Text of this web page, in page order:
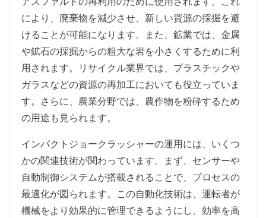
により、廃棄物を減少させ、新しい資源の採掘を避
けることが可能になります。また、鉱業では、金属
や鉱石の採掘からの粗大な岩を小さくするために利
用されます。リサイクル業界では、プラスチックや
ガラスなどの資源の再加工においても役立っていま
す。さらに、農業分野では、農作物を粉砕するため
の用途も見られます。
インパクトジョークラッシャーの運用には、いくつ
かの関連技術が関わっています。まず、センサーや
自動制御システムが搭載されることで、プロセスの
最適化が図られます。この自動化技術は、運転者が
機械をより効果的に管理できるようにし、効率を高